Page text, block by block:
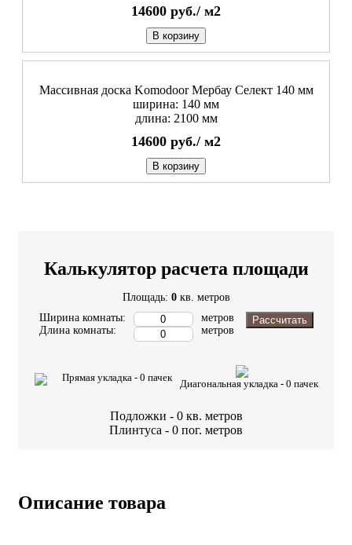
14600 руб./ м2
В корзину
Массивная доска Komodoor Мербау Селект 140 мм
ширина: 140 мм
длина: 2100 мм
14600 руб./ м2
В корзину
Калькулятор расчета площади
Площадь: 0 кв. метров
Ширина комнаты:
Длина комнаты:
метров
метров
Рассчитать
Прямая укладка - 0 пачек
Диагональная укладка - 0 пачек
Подложки - 0 кв. метров
Плинтуса - 0 пог. метров
Описание товара